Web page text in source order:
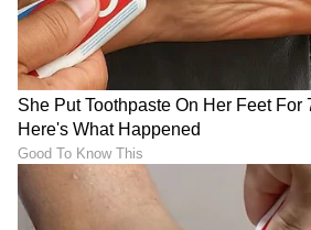
ಶೇ.50 ರಿಂದ ಶೇ.18 ಕ್ಕೆ TAX ಇಳಿಕೆ:
ಟ್ರಂಪ್ ಐತಿಹಾಸಿಕ ಒಪ್ಪಂದ | India
Trade Deal | Party Rounds